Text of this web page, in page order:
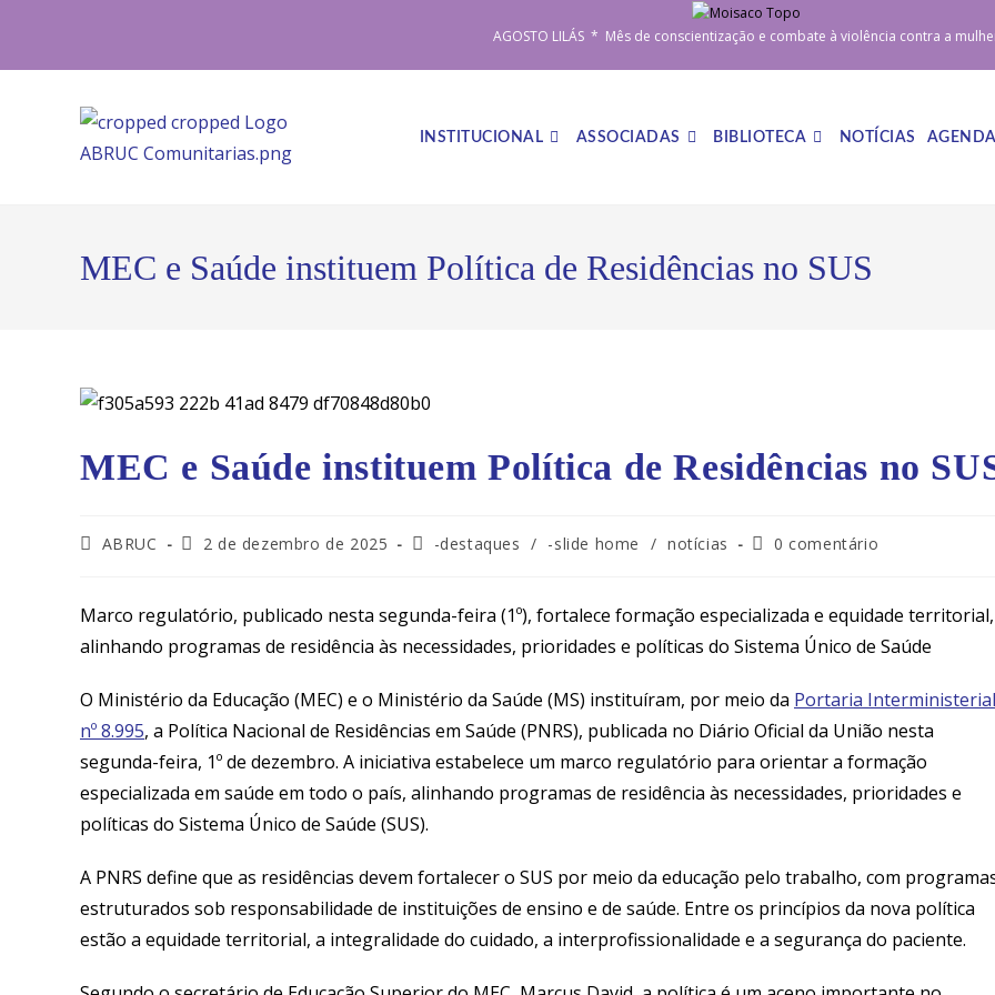
o
AGOSTO LILÁS * Mês de conscientização e combate à violência contra a
INSTITUCIONAL ASSOCIADAS BIBLIOTECA NOTÍCIAS AGENDA
MEC e Saúde instituem Política de Residências no SUS
MEC e Saúde instituem Política de Residências no
AutorABRUC
Post2 de dezembro de 2025
Categoria
-destaques / -slide home / notícias
Comentários
0 comentário
Marco regulatório, publicado nesta segunda-feira (1º), fortalece formação especializada e equidade territorial,
alinhando programas de residência às necessidades, prioridades e políticas do Sistema Único de Saúde
O Ministério da Educação (MEC) e o Ministério da Saúde (MS) instituíram, por meio da Portaria Interministerial
nº 8.995, a Política Nacional de Residências em Saúde (PNRS), publicada no Diário Oficial da União nesta
segunda-feira, 1º de dezembro. A iniciativa estabelece um marco regulatório para orientar a formação
especializada em saúde em todo o país, alinhando programas de residência às necessidades, prioridades e
políticas do Sistema Único de Saúde (SUS).
A PNRS define que as residências devem fortalecer o SUS por meio da educação pelo trabalho, com
estruturados sob responsabilidade de instituições de ensino e de saúde. Entre os princípios da nova política
estão a equidade territorial, a integralidade do cuidado, a interprofissionalidade e a segurança do paciente.